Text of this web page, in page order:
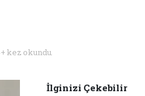
kez okundu.
İlginizi Çekebilir